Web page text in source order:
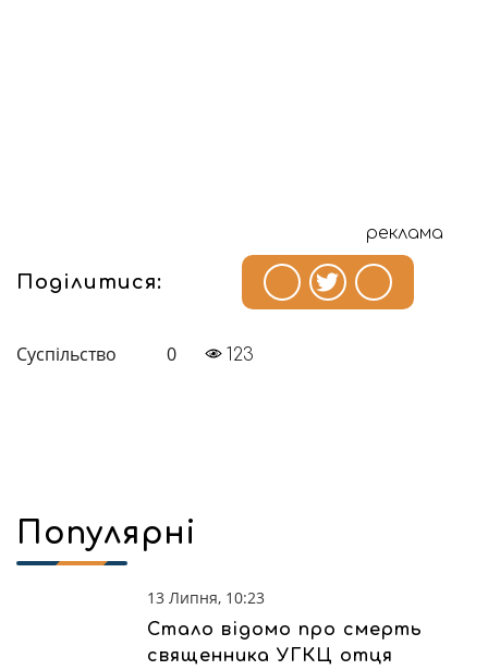
реклама
Поділитися:
Суспільство 0 123
Популярні
13 Липня, 10:23
Стало відомо про смерть
священника УГКЦ отця